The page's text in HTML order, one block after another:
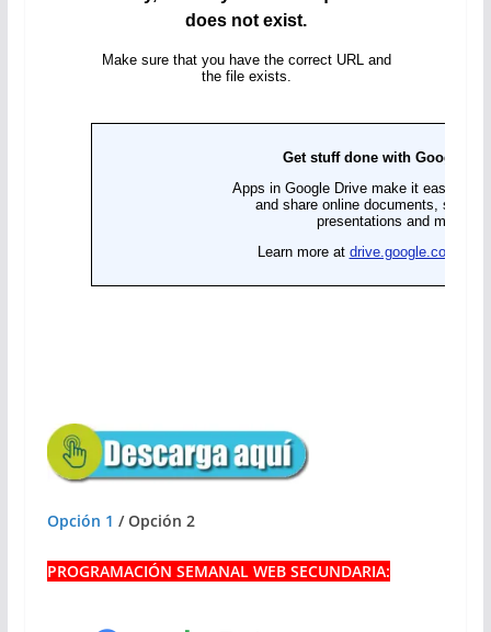
Opción 1 / Opción 2
PROGRAMACIÓN SEMANAL WEB SECUNDARIA: